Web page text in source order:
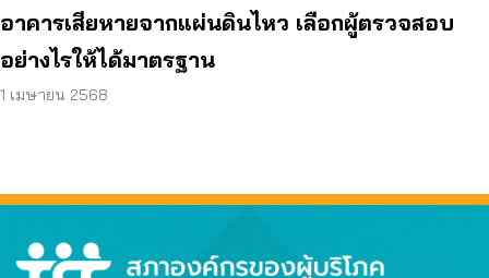
อาคารเสียหายจากแผ่นดินไหว เลือกผู้ตรวจสอบ
อย่างไรให้ได้มาตรฐาน
1 เมษายน 2568